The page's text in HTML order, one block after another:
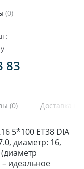
(0)
83
(0) Доставка и
5*100 ET38 DIA
диаметр: 16,
идеальное